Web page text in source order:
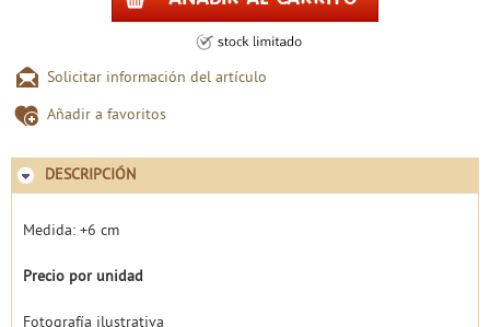
Solicitar información del artículo
Añadir a favoritos
DESCRIPCIÓN
Medida: +6 cm
Precio por unidad